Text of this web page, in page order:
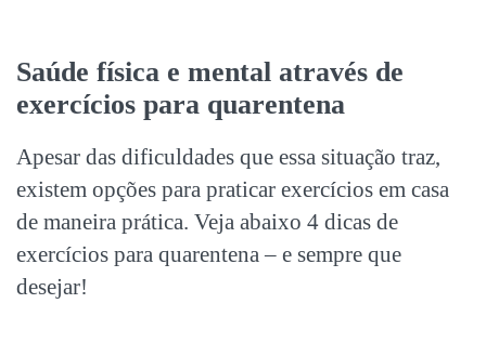
Saúde física e mental através de
exercícios para quarentena
Apesar das dificuldades que essa situação traz,
existem opções para praticar exercícios em casa
de maneira prática. Veja abaixo 4 dicas de
exercícios para quarentena – e sempre que
desejar!